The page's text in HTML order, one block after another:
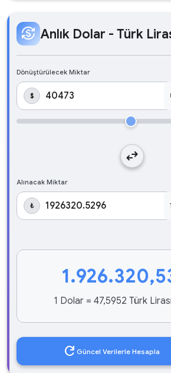
currency_exchange Anlık Dolar - Türk
Dönüştürülecek Miktar
$
swap_horiz
Alınacak Miktar
₺
1 Dolar = 47,5952 Türk
refresh Güncel Verilerle Hesapla